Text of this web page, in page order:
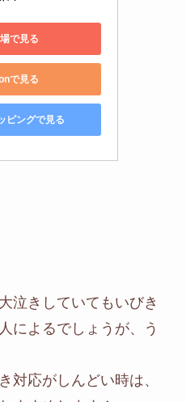
で見る
で見る
ピングで見る
泣きしていてもいびき
によるでしょうが、う
対応がしんどい時は、